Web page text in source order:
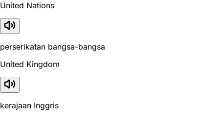
United Nations
perserikatan bangsa-bangsa
United Kingdom
kerajaan Inggris